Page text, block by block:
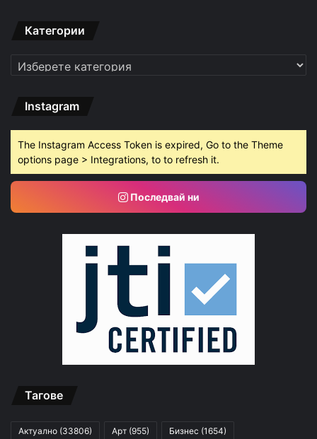
Категории
Категории
Instagram
The Instagram Access Token is expired, Go to the Theme
options page > Integrations, to to refresh it.
Последвай ни
Тагове
Актуално (33806) Арт (955) Бизнес (1654)